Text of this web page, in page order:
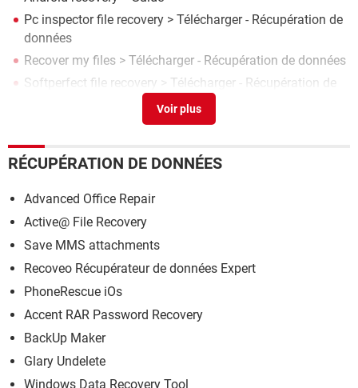
Pc inspector file recovery > Télécharger - Récupération de
données
Recover my files > Télécharger - Récupération de données
Softperfect file recovery > Télécharger - Récupération de
RÉCUPÉRATION DE DONNÉES
Advanced Office Repair
Active@ File Recovery
Save MMS attachments
Recoveo Récupérateur de données Expert
PhoneRescue iOs
Accent RAR Password Recovery
BackUp Maker
Glary Undelete
Windows Data Recovery Tool